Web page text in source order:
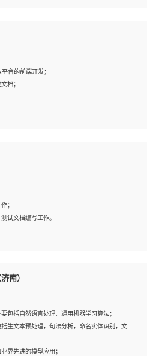
，有RHCE证书优先
、Xmind、MS Project等；
的责任感、工作积极主动；
能力、沟通能力；
台的前端开发；
档；
端框架，熟悉react优先；
；
试文档编写工作。
、MongoDb数据库应用开发其中一种；
）代码能力优秀，熟悉编码规范和具备
力。
南）
包括自然语言处理、通用机器学习算法；
生文本预处理，句法分析，命名实体识别，文
界先进的模型应用；